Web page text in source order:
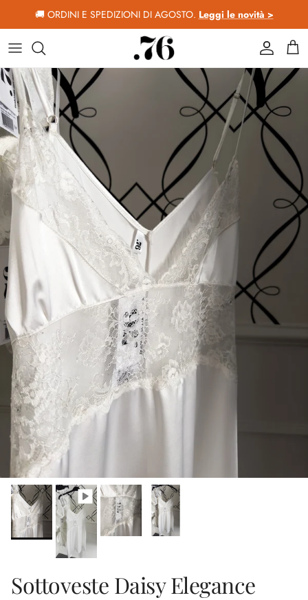
Passa ai contenuti
🚚 ORDINI E SPEDIZIONI DI AGOSTO. Leggi le novità >
Account
Passa alle informazioni sul prodotto
Sottoveste Daisy Elegance